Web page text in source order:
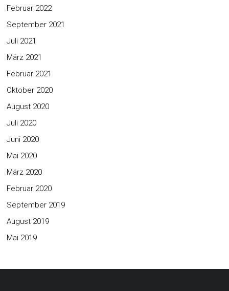
Februar 2022
September 2021
Juli 2021
März 2021
Februar 2021
Oktober 2020
August 2020
Juli 2020
Juni 2020
Mai 2020
März 2020
Februar 2020
September 2019
August 2019
Mai 2019